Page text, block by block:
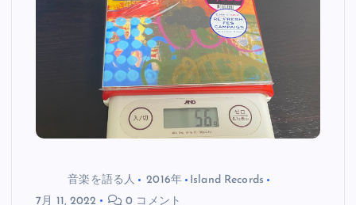
音楽を語る人 2016年
Island Records
7月 11, 2022
0 コメント